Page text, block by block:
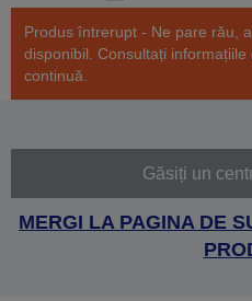
Produs întrerupt - Ne pare rău,
disponibil. Consultați
continuă.
Găsiți un
MERGI LA PAGINA DE